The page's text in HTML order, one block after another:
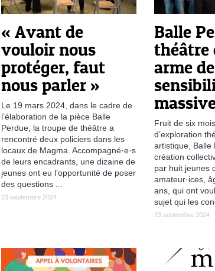
« Avant de
vouloir nous
protéger, faut
nous parler »
Le 19 mars 2024, dans le cadre de
l’élaboration de la pièce Balle
Perdue, la troupe de théâtre a
rencontré deux policiers dans les
locaux de Magma. Accompagné·e·s
de leurs encadrants, une dizaine de
jeunes ont eu l’opportunité de poser
des questions ...
23 septembre 2024
Balle
théâtre
arme de
Fruit de six
d’exploration
artistique, Balle
création
par huit jeunes
amateur·ices,
ans, qui ont
sujet qui les
23 septembre 2024